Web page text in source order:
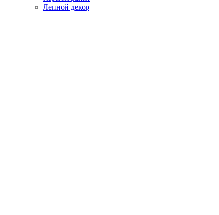
Лепной декор